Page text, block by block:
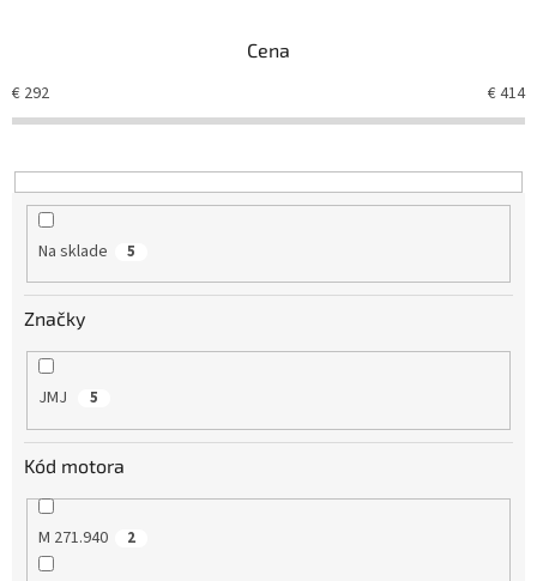
e
p
r
d
Cena
€ 292 €414
Na sklade 5
Značky
JMJ 5
Kód motora
M 271.940 2